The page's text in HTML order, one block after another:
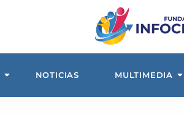
NOTICIAS MULTIMEDIA